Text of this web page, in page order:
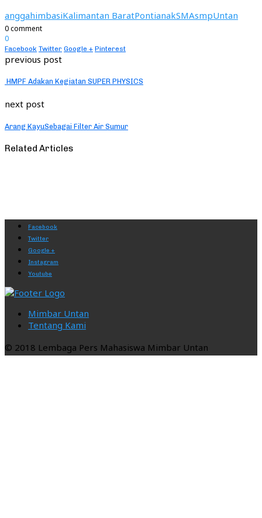
anggahimbasiKalimantan BaratPontianakSMAsmpUntan
0 comment
0
Facebook Twitter Google + Pinterest
previous post
HMPF Adakan Kegiatan SUPER PHYSICS
next post
Arang KayuSebagai Filter Air Sumur
Related Articles
Facebook
Twitter
Google +
Instagram
Youtube
Mimbar Untan
Tentang Kami
© 2018 Lembaga Pers Mahasiswa Mimbar Untan